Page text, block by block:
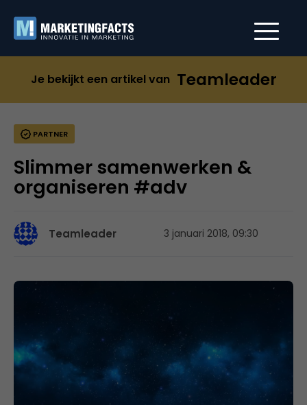
Je bekijkt een artikel van Teamleader
PARTNER
Slimmer samenwerken &
organiseren #adv
Teamleader 3 januari 2018, 09:30